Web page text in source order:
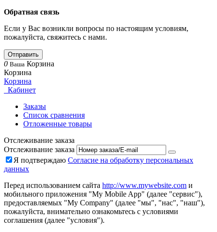
Обратная связь
Если у Вас возникли вопросы по настоящим условиям,
пожалуйста, свяжитесь с нами.
Отправить
0 Ваша Корзина
Корзина
Корзина
Кабинет
Заказы
Список сравнения
Отложенные товары
Отслеживание заказа
Отслеживание заказа
Я подтверждаю Согласие на обработку персональных
данных
Перед использованием сайта http://www.mywebsite.com и
мобильного приложения "My Mobile App" (далее "сервис"),
предоставляемых "My Company" (далее "мы", "нас", "наш"),
пожалуйста, внимательно ознакомьтесь с условиями
соглашения (далее "условия").